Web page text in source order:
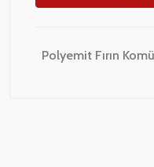
Polyemit Fırın